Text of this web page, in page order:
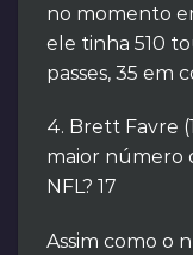
no momento
ele tinha 510
passes, 35 em
4. Brett Favre
maior número
NFL? 17
Assim como o